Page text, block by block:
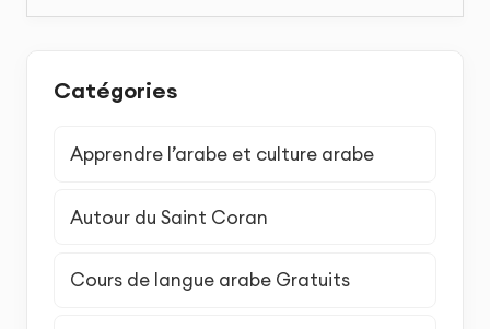
Catégories
Apprendre l’arabe et culture arabe
Autour du Saint Coran
Cours de langue arabe Gratuits